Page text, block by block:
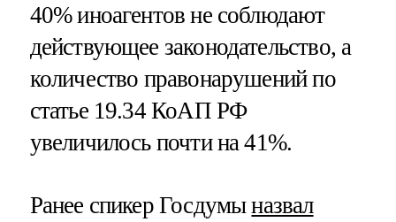
40% иноагентов не соблюдают
действующее законодательство, а
количество правонарушений по
статье 19.34 КоАП РФ
увеличилось почти на 41%.
Ранее спикер Госдумыназвал